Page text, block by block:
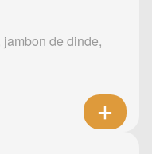
de dinde,